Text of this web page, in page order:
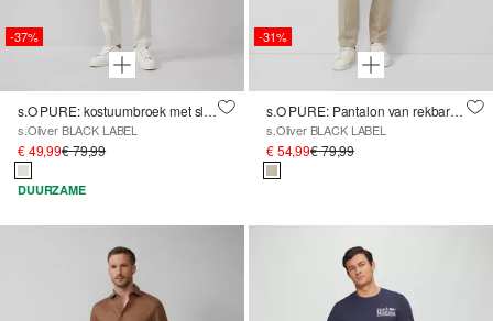
-37%
s.O PURE: kostuumbroek met slim leg
s.Oliver BLACK LABEL
€ 49,99€ 79,99
DUURZAME
-31%
s.O PURE: Pantalon van rekbare linnenmix
s.Oliver BLACK LABEL
€ 54,99€ 79,99